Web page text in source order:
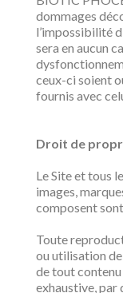
dommages
l’impossibilité
sera en aucun
ceux-ci soient
fournis avec
Droit de
Le Site et tous
images,
composent
Toute
ou utilisation
de tout
exhaustive, par